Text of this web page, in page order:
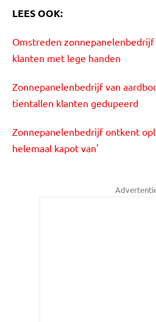
LEES OOK:
Omstreden
klanten met lege handen
Zonnepanelenbedrijf van
tientallen klanten gedupeerd
Zonnepanelenbedrijf ontkent
helemaal kapot van'